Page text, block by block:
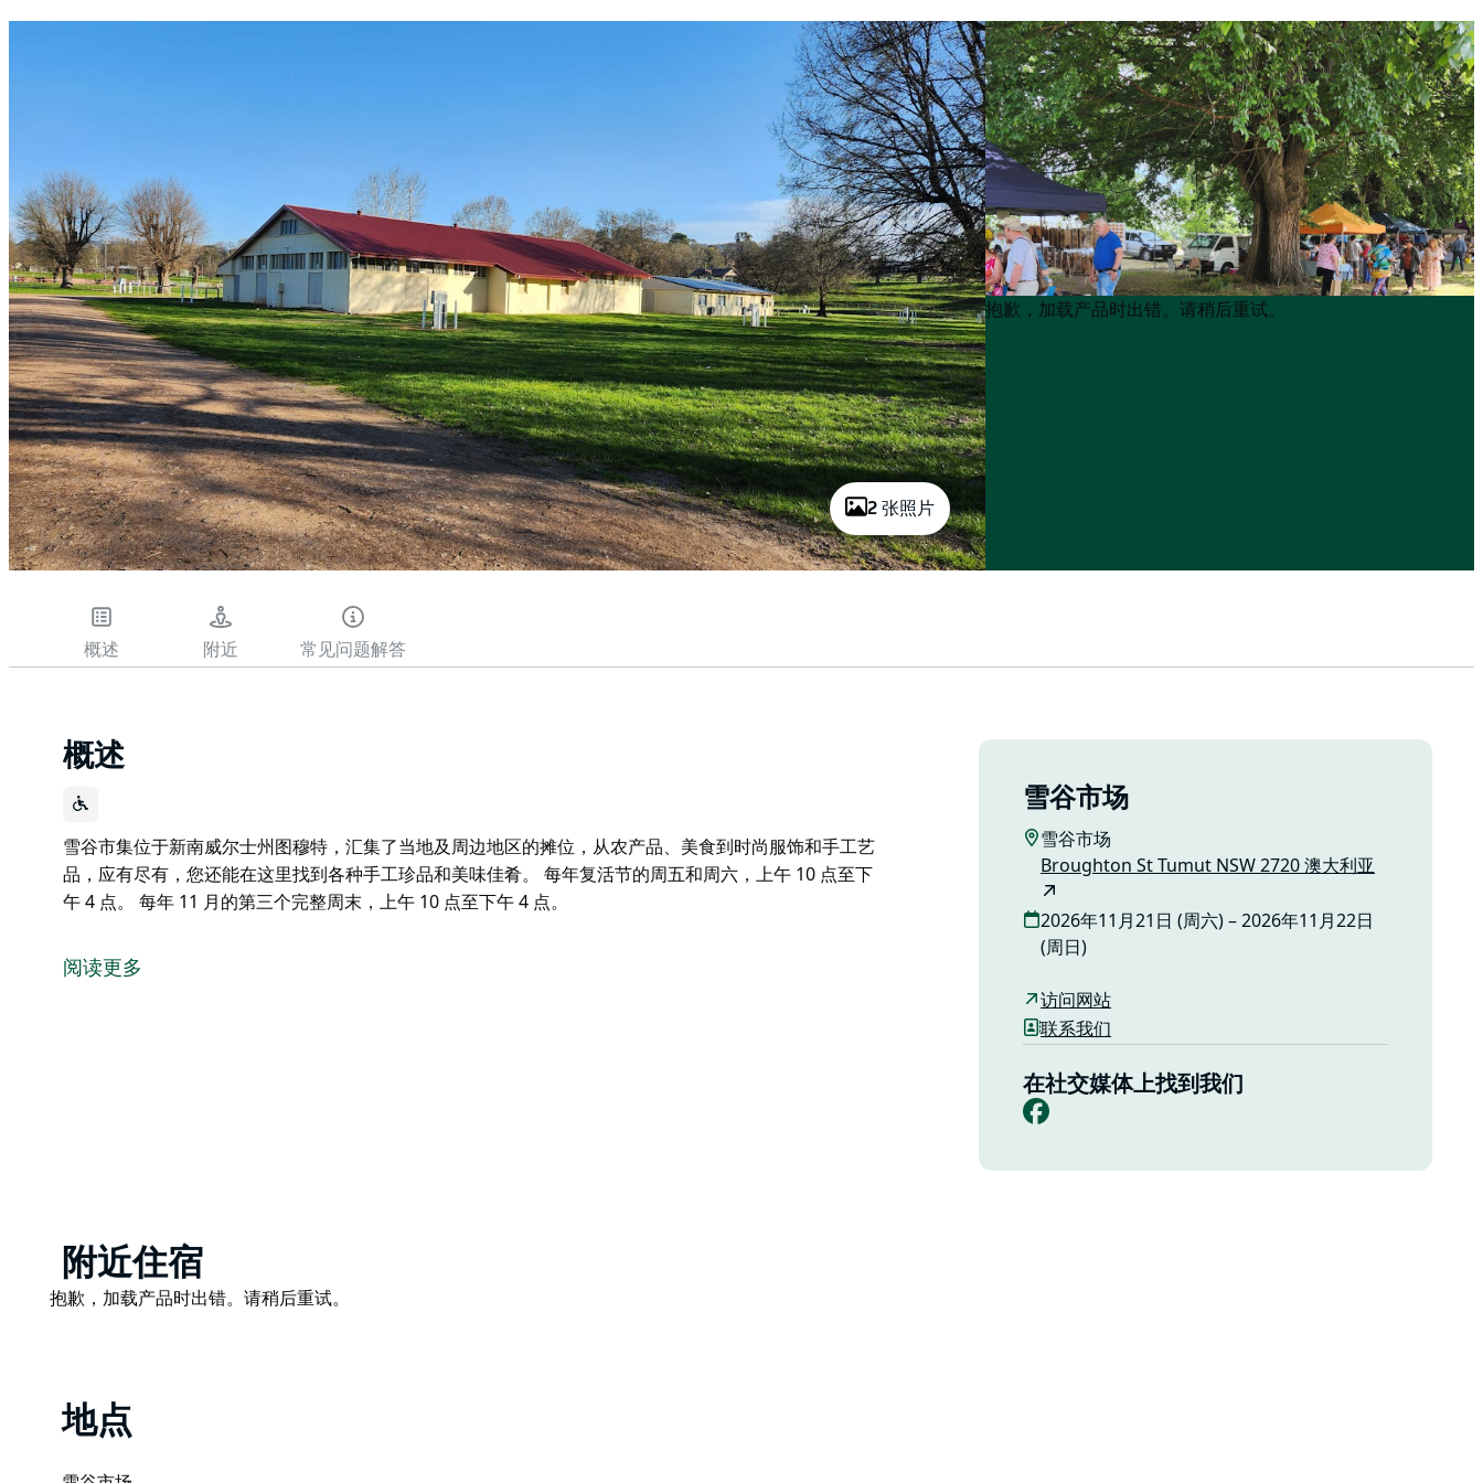
2 张照片
Product
List
Product
List
抱歉，加载产品时出错。请稍后重试。
概述 附近 常见问题解答
概述
雪谷市集位于新南威尔士州图穆特，汇集了当地及周边地区的摊位，从农产品、美食到时尚服饰和手工艺
品，应有尽有，您还能在这里找到各种手工珍品和美味佳肴。 每年复活节的周五和周六，上午 10 点至下
午 4 点。 每年 11 月的第三个完整周末，上午 10 点至下午 4 点。
品，应有尽有，您还能在这里找到各种手工珍品和美味佳肴。
阅读更多
雪谷市场
雪谷市场
Broughton St Tumut NSW 2720 澳大利亚
2026年11月21日 (周六) – 2026年11月22日
(周日)
访问网站
联系我们
在社交媒体上找到我们
Facebook
Product
List
附近住宿
Product
抱歉，加载产品时出错。请稍后重试。
地点